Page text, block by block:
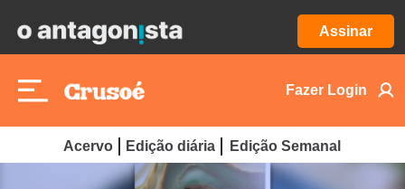
Assinar
Fazer Login
Acervo Edição diária Edição Semanal